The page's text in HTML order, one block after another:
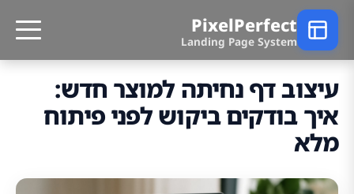
PixelPerfect
Landing Page System
עיצוב דף נחיתה למוצר חדש:
איך בודקים ביקוש לפני פיתוח
מלא